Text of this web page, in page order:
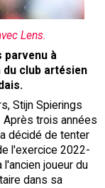
Lens.
parvenu à
du club artésien
Stijn Spierings
trois années
décidé de tenter
l'exercice 2022-
joueur du
dans sa